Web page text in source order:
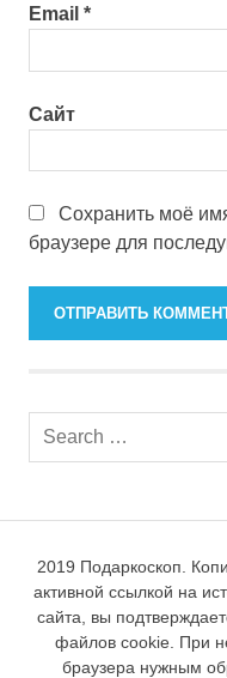
Email *
Сайт
Сохранить моё
браузере для
2019 Подаркоскоп.
активной ссылкой на
сайта, вы
файлов cookie. При
браузера нужным